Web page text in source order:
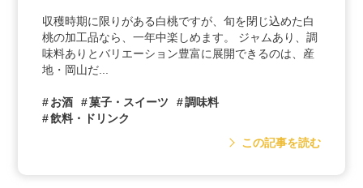
収穫時期に限りがある白桃ですが、旬を閉じ込めた白
桃の加工品なら、一年中楽しめます。 ジャムあり、調
味料ありとバリエーション豊富に展開できるのは、産
地・岡山だ...
お酒 菓子・スイーツ
調味料
飲料・ドリンク
この記事を読む